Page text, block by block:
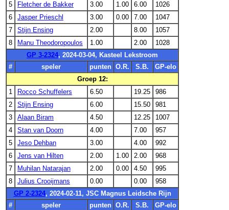
5
Fletcher de Bakker 3.00 1.00 6.00
1026
6
Jasper Prieschl 3.00 0.00 7.00
1047
7
Stijn Ensing 2.00 8.00
1057
8
Manu Theodoropoulos 1.00 2.00
1028
GP 3-2324, 2024-03-04, Kasteel Lekstroom
#
speler punten O.R. S.B.
GP-elo
Groep 12:
1
Rocco Schuffelers 6.50 19.25
986
2
Stijn Ensing 6.00 15.50
981
3
Alaan Biram 4.50 12.25
1007
4
Stan van Doorn 4.00 7.00
957
5
Jeso Dehban 3.00 4.00
992
6
Jens van Hilten 2.00 1.00 2.00
968
7
Muhilan Natarajan 2.00 0.00 4.50
995
8
Julius Crooijmans 0.00 0.00
958
GP 2-2324, 2024-02-11, JSC Magnus Leidsche Rijn
#
speler punten O.R. S.B.
GP-elo